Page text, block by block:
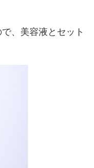
、美容液とセット